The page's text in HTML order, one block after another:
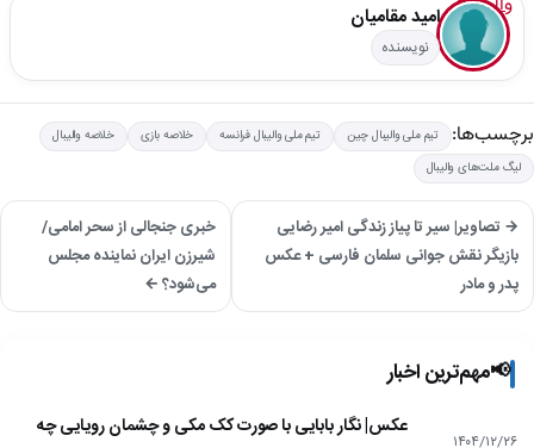
امید مقامیان
نویسنده
برچسب‌ها: تیم ملی والیبال چین تیم ملی والیبال فرانسه خلاصه بازی
خلاصه والیبال
لیگ ملت‌های والیبال
→ تصاویر| سیر تا پیاز زندگی امیر رضایی
بازیگر نقش جوانی سلمان فارسی + عکس
پدر و مادر
خبری جنجالی از سحر امامی/
شیرزن ایران نماینده مجلس
می‌شود؟ ←
📢مهم‌ترین اخبار
۱۴۰۴/۱۲/۲۶
عکس| نگار بابایی با صورت کک مکی و چشمان رویایی چه